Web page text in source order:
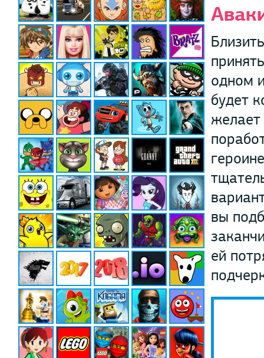
одном
будет
желает
вы
ей